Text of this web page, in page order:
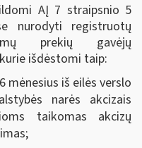
AĮ 7 straipsnio 5
nurodyti registruotų
prekių gavėjų
išdėstomi taip:
mėnesius iš eilės verslo
narės akcizais
taikomas akcizų